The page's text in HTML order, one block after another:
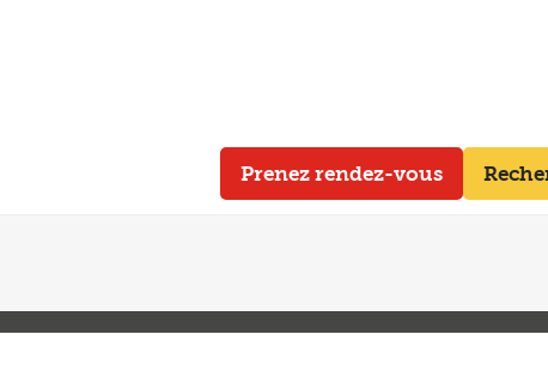
Prenez rendez-vous